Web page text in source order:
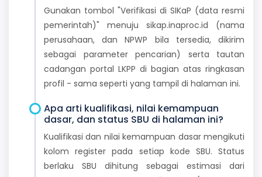
Gunakan tombol "Verifikasi di SIKaP (data resmi
pemerintah)" menuju sikap.inaproc.id (nama
perusahaan, dan NPWP bila tersedia, dikirim
sebagai parameter pencarian) serta tautan
cadangan portal LKPP di bagian atas ringkasan
profil - sama seperti yang tampil di halaman ini.
Apa arti kualifikasi, nilai kemampuan
dasar, dan status SBU di halaman ini?
Kualifikasi dan nilai kemampuan dasar mengikuti
kolom register pada setiap kode SBU. Status
berlaku SBU dihitung sebagai estimasi dari